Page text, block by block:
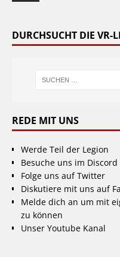
DURCHSUCHT DIE VR-
REDE MIT UNS
Werde Teil der Legion
Besuche uns im Discord
Folge uns auf Twitter
Diskutiere mit uns auf
Melde dich an um mit
zu können
Unser Youtube Kanal